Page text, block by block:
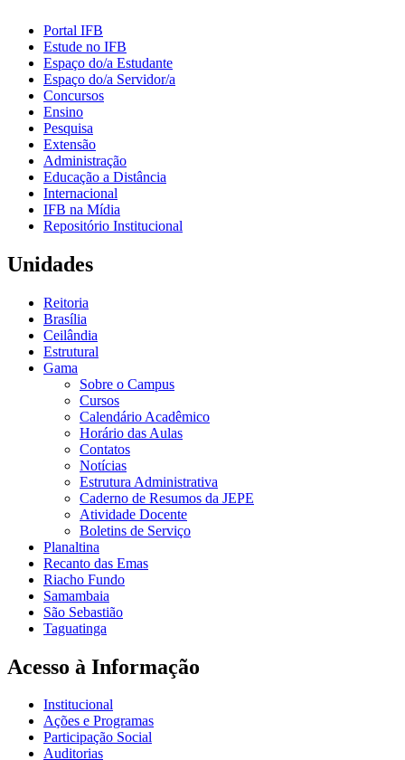
Portal IFB
Estude no IFB
Espaço do/a Estudante
Espaço do/a Servidor/a
Concursos
Ensino
Pesquisa
Extensão
Administração
Educação a Distância
Internacional
IFB na Mídia
Repositório Institucional
Unidades
Reitoria
Brasília
Ceilândia
Estrutural
Gama
Sobre o Campus
Cursos
Calendário Acadêmico
Horário das Aulas
Contatos
Notícias
Estrutura Administrativa
Caderno de Resumos da JEPE
Atividade Docente
Boletins de Serviço
Planaltina
Recanto das Emas
Riacho Fundo
Samambaia
São Sebastião
Taguatinga
Acesso à Informação
Institucional
Ações e Programas
Participação Social
Auditorias